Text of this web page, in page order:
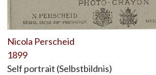
Nicola Perscheid
1899
Self portrait (Selbstbildnis)